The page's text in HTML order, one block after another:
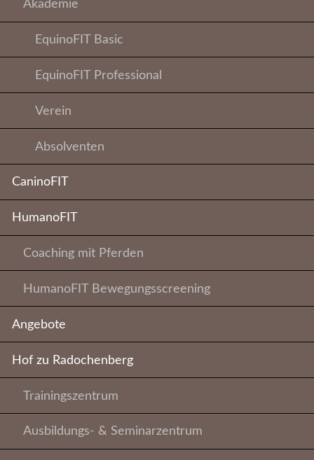
Akademie
EquinoFIT Basic
EquinoFIT Professional
Verein
Absolventen
CaninoFIT
HumanoFIT
Coaching mit Pferden
HumanoFIT Bewegungsscreening
Angebote
Hof zu Radochenberg
Trainingszentrum
Ausbildungs- & Seminarzentrum